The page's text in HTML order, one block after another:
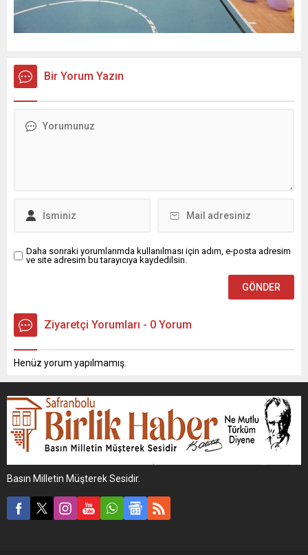
Bir Yorum Yazın
Daha sonraki yorumlarımda kullanılması için adım, e-posta adresim
ve site adresim bu tarayıcıya kaydedilsin.
Ziyaretçi Yorumları - 0 Yorum
Henüz yorum yapılmamış.
Basın Milletin Müşterek Sesidir.